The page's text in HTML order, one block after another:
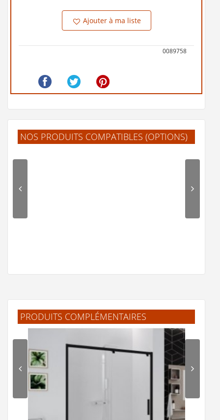
Ajouter à ma liste
0089758
NOS PRODUITS COMPATIBLES (OPTIONS)
Paroi latérale Young 2.0 F1B 85-87 cm verre Transp prof
460 €
PRODUITS COMPLÉMENTAIRES